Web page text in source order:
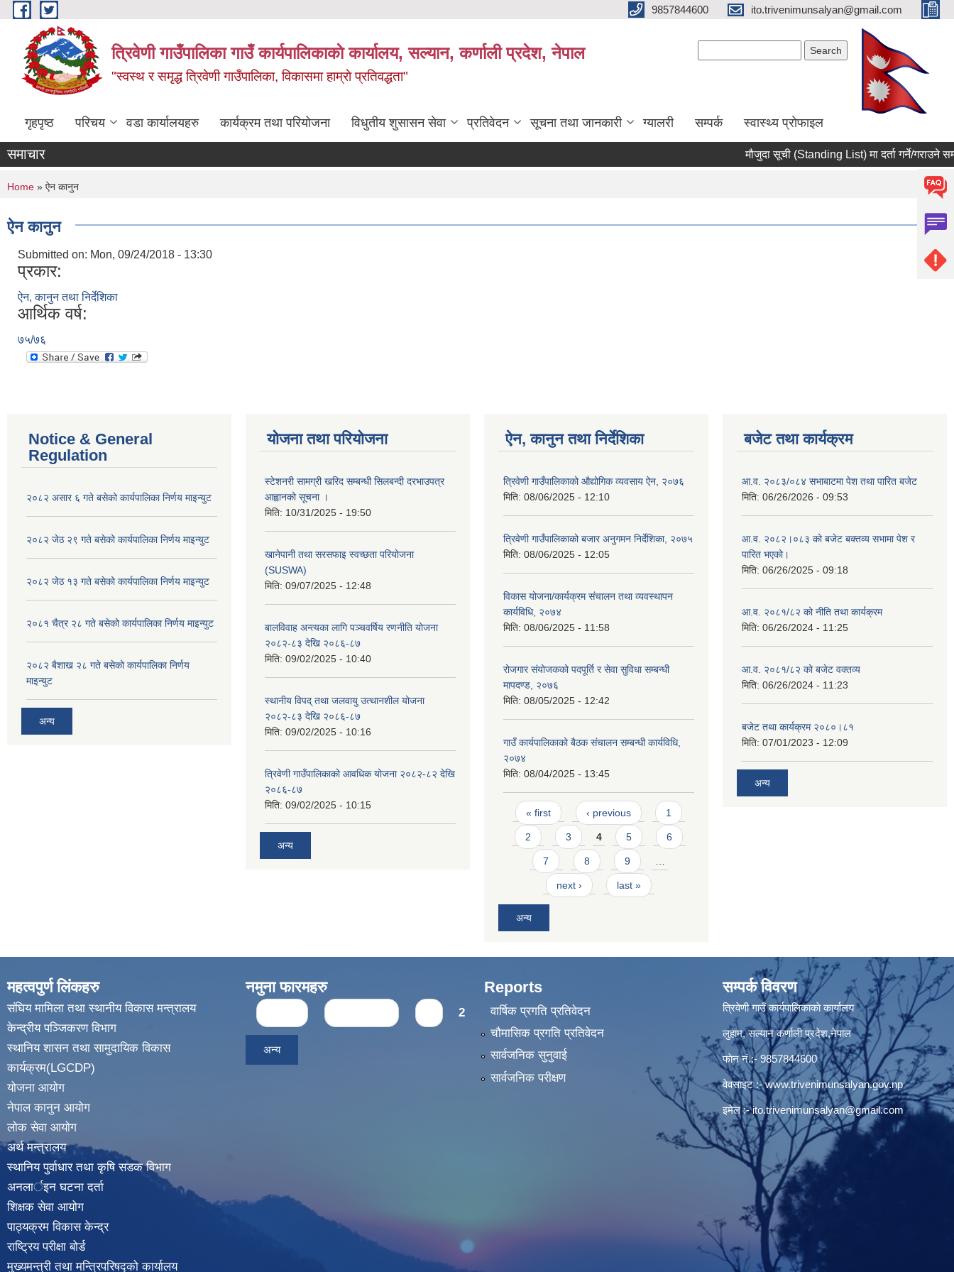
Skip to main content 9857844600 ito.trivenimunsalyan@gmail.com
त्रिवेणी गाउँपालिका गाउँ कार्यपालिकाकाे कार्यालय, सल्यान, कर्णाली प्रदेश, नेपाल
"स्वस्थ र समृद्ध त्रिवेणी गाउँपालिका, विकासमा हाम्राे प्रतिवद्धता"
गृहपृष्ठ परिचय वडा कार्यालयहरु कार्यक्रम तथा परियोजना विधुतीय शुसासन सेवा प्रतिवेदन सूचना तथा जानकारी ग्यालरी सम्पर्क स्वास्थ्य प्राेफाइल
समाचार मौजुदा सूची (Standing List) मा दर्ता गर्ने/गराउने
You are here
Home » ऐन कानुन
ऐन कानुन
Submitted on: Mon, 09/24/2018 - 13:30
प्रकार:
ऐन, कानुन तथा निर्देशिका
आर्थिक वर्ष:
७५/७६
Notice & General
Regulation
२०८२ असार ६ गते बसेको कार्यपालिका निर्णय माइन्युट
२०८२ जेठ २९ गते बसेको कार्यपालिका निर्णय माइन्युट
२०८२ जेठ १३ गते बसेको कार्यपालिका निर्णय माइन्युट
२०८१ चैत्र २८ गते बसेको कार्यपालिका निर्णय माइन्युट
२०८२ बैशाख २८ गते बसेको कार्यपालिका निर्णय
माइन्युट
अन्य
योजना तथा परियोजना
स्टेशनरी सामग्री खरिद सम्बन्धी सिलबन्दी दरभाउपत्र
आह्वानको सूचना ।
मिति: 10/31/2025 - 19:50
खानेपानी तथा सरसफाइ स्वच्छता परियोजना
(SUSWA)
मिति: 09/07/2025 - 12:48
बालविवाह अन्त्यका लागि पञ्चवर्षिय रणनीति योजना
२०८२-८३ देखि २०८६-८७
मिति: 09/02/2025 - 10:40
स्थानीय विपद् तथा जलवायु उत्थानशील योजना
२०८२-८३ देखि २०८६-८७
मिति: 09/02/2025 - 10:16
त्रिवेणी गाउँपालिकाको आवधिक योजना २०८२-८२ देखि
२०८६-८७
मिति: 09/02/2025 - 10:15
अन्य
ऐन, कानुन तथा निर्देशिका
त्रिवेणी गाउँपालिकाको औद्योगिक व्यवसाय ऐन, २०७६
मिति: 08/06/2025 - 12:10
त्रिवेणी गाउँपालिकाको बजार अनुगमन निर्देशिका, २०७५
मिति: 08/06/2025 - 12:05
विकास योजना/कार्यक्रम संचालन तथा व्यवस्थापन
कार्यविधि, २०७४
मिति: 08/06/2025 - 11:58
रोजगार संयोजकको पदपूर्ति र सेवा सुविधा सम्बन्धी
मापदण्ड, २०७६
मिति: 08/05/2025 - 12:42
गाउँ कार्यपालिकाको बैठक संचालन सम्बन्धी कार्यविधि,
२०७४
मिति: 08/04/2025 - 13:45
Pages
« first ‹ previous 1
2 3 4 5 6
7 8 9
next › last »
अन्य
बजेट तथा कार्यक्रम
आ.व. २०८३/०८४ सभाबाटमा पेश तथा पारित बजेट
मिति: 06/26/2026 - 09:53
आ‍.व. २०८२।०८३ को बजेट बक्तव्य सभामा पेश र
पारित भएको।
मिति: 06/26/2025 - 09:18
आ.व. २०८१/८२ को नीति तथा कार्यक्रम
मिति: 06/26/2024 - 11:25
आ.व. २०८१/८२ को बजेट वक्तव्य
मिति: 06/26/2024 - 11:23
बजेट तथा कार्यक्रम २०८०।८१
मिति: 07/01/2023 - 12:09
अन्य
महत्वपुर्ण लिंकहरु
संघिय मामिला तथा स्थानीय विकास मन्त्रालय
केन्द्रीय पञ्जिकरण विभाग
स्थानिय शासन तथा सामुदायिक विकास
कार्यक्रम(LGCDP)
योजना आयोग
नेपाल कानुन आयोग
लोक सेवा आयोग
अर्थ मन्त्रालय
स्थानिय पुर्वाधार तथा कृषि सडक विभाग
अनलार्इन घटना दर्ता
शिक्षक सेवा आयोग
पाठ्यक्रम विकास केन्द्र
राष्ट्रिय परीक्षा बोर्ड
मुख्यमन्त्री तथा मन्त्रिपरिषद्को कार्यालय
नमुना फारमहरु
Pages 2
अन्य
Reports
वार्षिक प्रगति प्रतिवेदन
चौमासिक प्रगति प्रतिवेदन
सार्वजनिक सुनुवाई
सार्वजनिक परीक्षण
सम्पर्क विवरण
त्रिवेणी गाउँ कार्यपालिकाकाे कार्यालय
लुहाम, सल्यान कर्णाली प्रदेश,नेपाल
फाेन नं.:- 9857844600
वेवसाइट :-www.trivenimunsalyan.gov.np
इमेल :-ito.trivenimunsalyan@gmail.com